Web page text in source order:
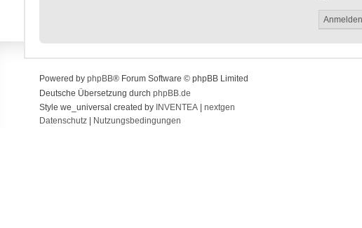
Powered by phpBB® Forum Software © phpBB Limited
Deutsche Übersetzung durch phpBB.de
Style we_universal created by INVENTEA| nextgen
Datenschutz| Nutzungsbedingungen